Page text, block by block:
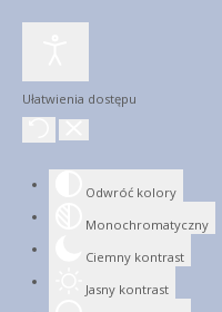
Ułatwienia dostępu
Odwróć kolory
Monochromatyczny
Ciemny kontrast
Jasny kontrast